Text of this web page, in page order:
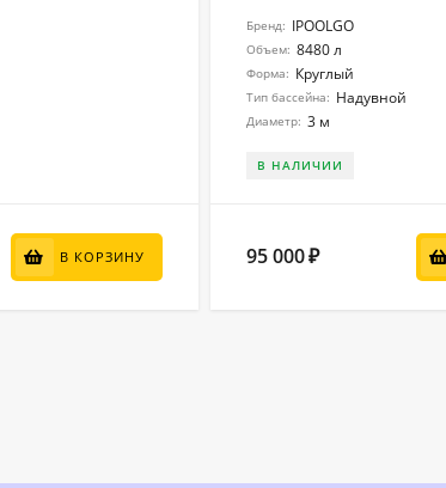
В КОРЗИНУ
Бренд: IPOOLGO
Объем: 8480 л
Форма: Круглый
Тип бассейна: Надувной
Диаметр: 3 м
В НАЛИЧИИ
95 000₽